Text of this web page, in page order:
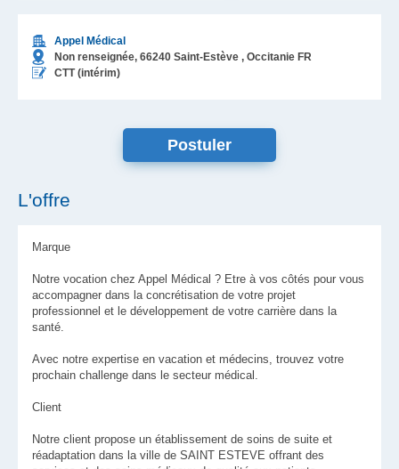
Appel Médical
Non renseignée, 66240 Saint-Estève , Occitanie FR
CTT (intérim)
L'offre
Marque
Notre vocation chez Appel Médical ? Etre à vos côtés pour vous
accompagner dans la concrétisation de votre projet
professionnel et le développement de votre carrière dans la
santé.
Avec notre expertise en vacation et médecins, trouvez votre
prochain challenge dans le secteur médical.
Client
Notre client propose un établissement de soins de suite et
réadaptation dans la ville de SAINT ESTEVE offrant des